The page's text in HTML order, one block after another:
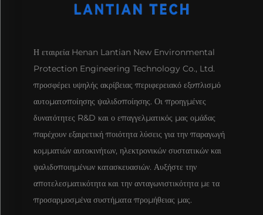
Η εταιρεία Henan Lantian New Environmental
Protection Engineering Technology Co., Ltd.
προσφέρει υψηλής ακρίβειας περιφερειακό εξοπλισμό
αυτοματοποίησης ψαλιδοποίησης. Οι προηγμένες
δυνατότητες R&D και ο επαγγελματικός μας ομάδας
παρέχουν εξαιρετική ποιότητα λύσεις για την παραγωγή
κομματιών αυτοκινήτων, ηλεκτρονικών συστατικών και
ψαλιδοποιημένων κατασκευασιών. Αυξήστε την
αποτελεσματικότητα και την ανταγωνιστικότητα με τα
προσαρμοσμένα συστήματα προμήθειας μας.